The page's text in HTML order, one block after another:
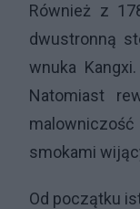
Również z
dwustronną
wnuka
Natomiast
smokami
Od początku